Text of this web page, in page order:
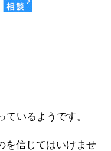
いるようです。
を信じてはいけませ